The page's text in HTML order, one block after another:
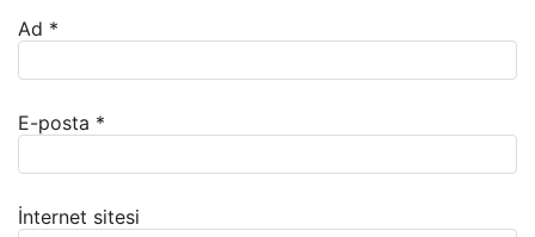
Ad *
E-posta *
İnternet sitesi